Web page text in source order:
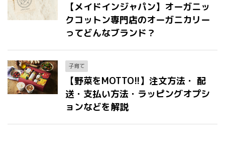
【メイドインジャパン】オーガニッ
クコットン専門店のオーガニカリー
ってどんなブランド？
子育て
【野菜をMOTTO!!】注文方法・ 配
送・支払い方法・ラッピングオプシ
ョンなどを解説